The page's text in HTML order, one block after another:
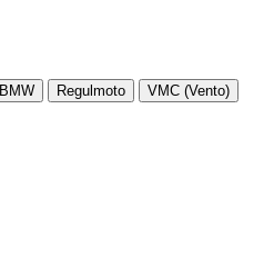
BMW Regulmoto VMC (Vento)